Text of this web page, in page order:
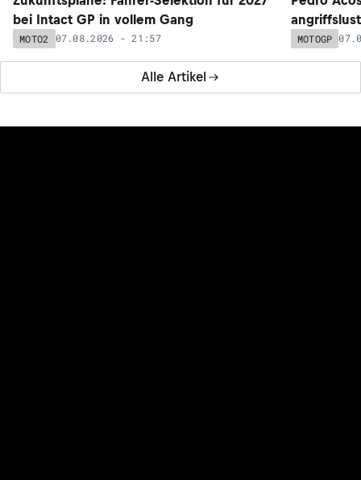
Alle Artikel
bei Intact GP in vollem Gang
MOTO2 07.08.2026 - 21:57 MOTOGP